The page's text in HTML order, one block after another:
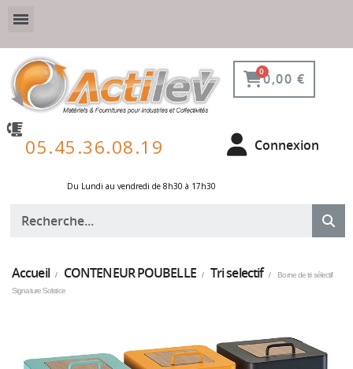
0,00 €
05.45.36.08.19 Connexion
Du Lundi au vendredi de 8h30 à 17h30 ​
Accueil CONTENEUR POUBELLE Tri selectif
Borne de tri sélectif
Signature Solstice